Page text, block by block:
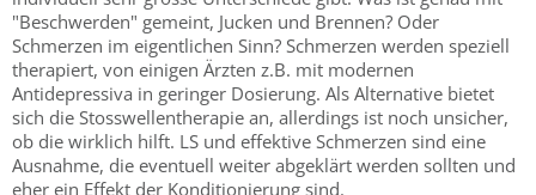
"Beschwerden" gemeint, Jucken und Brennen? Oder
Schmerzen im eigentlichen Sinn? Schmerzen werden speziell
therapiert, von einigen Ärzten z.B. mit modernen
Antidepressiva in geringer Dosierung. Als Alternative bietet
sich die Stosswellentherapie an, allerdings ist noch unsicher,
ob die wirklich hilft. LS und effektive Schmerzen sind eine
Ausnahme, die eventuell weiter abgeklärt werden sollten und
eher ein Effekt der Konditionierung sind.